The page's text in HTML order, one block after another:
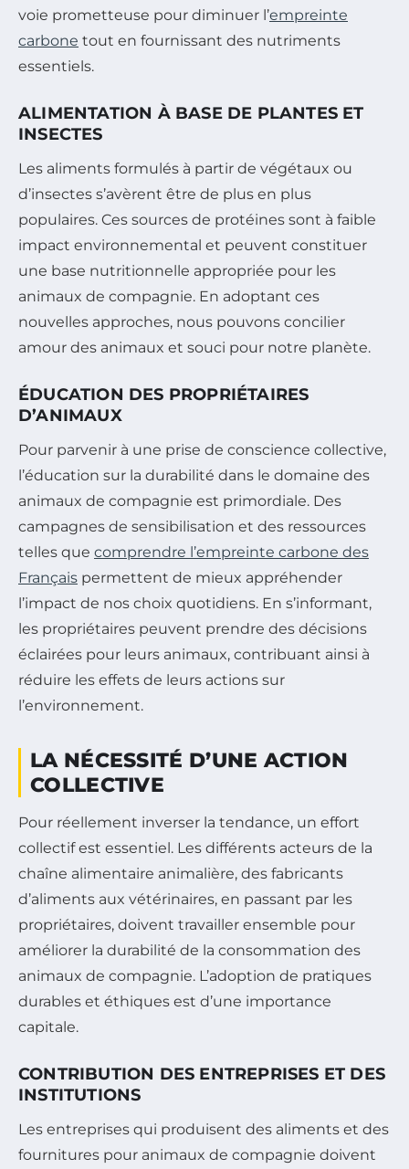
voie prometteuse pour diminuer l’empreinte
carbone tout en fournissant des nutriments
essentiels.
ALIMENTATION À BASE DE PLANTES ET
INSECTES
Les aliments formulés à partir de végétaux ou
d’insectes s’avèrent être de plus en plus
populaires. Ces sources de protéines sont à faible
impact environnemental et peuvent constituer
une base nutritionnelle appropriée pour les
animaux de compagnie. En adoptant ces
nouvelles approches, nous pouvons concilier
amour des animaux et souci pour notre planète.
ÉDUCATION DES PROPRIÉTAIRES
D’ANIMAUX
Pour parvenir à une prise de conscience collective,
l’éducation sur la durabilité dans le domaine des
animaux de compagnie est primordiale. Des
campagnes de sensibilisation et des ressources
telles que comprendre l’empreinte carbone des
Français permettent de mieux appréhender
l’impact de nos choix quotidiens. En s’informant,
les propriétaires peuvent prendre des décisions
éclairées pour leurs animaux, contribuant ainsi à
réduire les effets de leurs actions sur
l’environnement.
LA NÉCESSITÉ D’UNE ACTION
COLLECTIVE
Pour réellement inverser la tendance, un effort
collectif est essentiel. Les différents acteurs de la
chaîne alimentaire animalière, des fabricants
d’aliments aux vétérinaires, en passant par les
propriétaires, doivent travailler ensemble pour
améliorer la durabilité de la consommation des
animaux de compagnie. L’adoption de pratiques
durables et éthiques est d’une importance
capitale.
CONTRIBUTION DES ENTREPRISES ET DES
INSTITUTIONS
Les entreprises qui produisent des aliments et des
fournitures pour animaux de compagnie doivent